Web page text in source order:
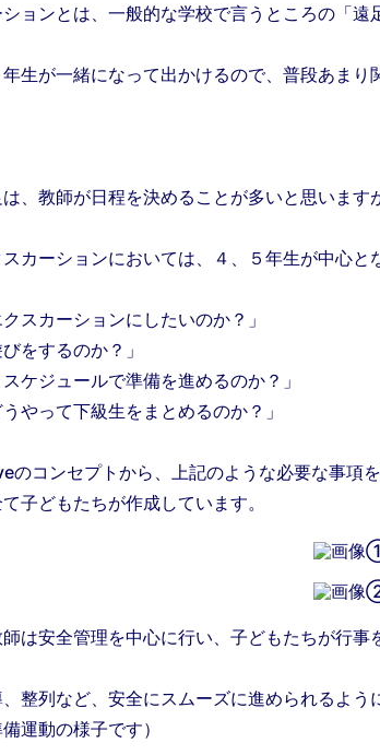
ョンとは、一般的な学校で言うところの「
生が一緒になって出かけるので、普段あま
、教師が日程を決めることが多いと思いま
カーションにおいては、４、５年生が中心と
クスカーションにしたいのか？」
びをするのか？」
スケジュールで準備を進めるのか？」
うやって下級生をまとめるのか？」
のコンセプトから、上記のような必要な事項を
子どもたちが作成しています。
は安全管理を中心に行い、子どもたちが行事
整列など、安全にスムーズに進められるよう
備運動の様子です）